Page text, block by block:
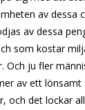
av dessa
av dessa
som kostar
Och ju fler
av ett
och det lockar